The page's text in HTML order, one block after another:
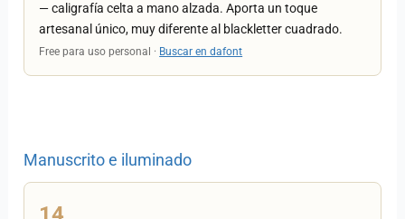
— caligrafía celta a mano alzada. Aporta un toque
artesanal único, muy diferente al blackletter cuadrado.
Free para uso personal · Buscar en dafont
Manuscrito e iluminado